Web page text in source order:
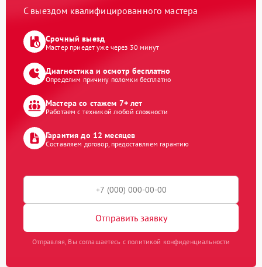
С выездом квалифицированного мастера
Срочный выезд
Мастер приедет уже через 30 минут
Диагностика и осмотр бесплатно
Определим причину поломки бесплатно
Мастера со стажем 7+ лет
Работаем с техникой любой сложности
Гарантия до 12 месяцев
Составляем договор, предоставляем гарантию
Отправить заявку
Отправляя, Вы соглашаетесь с политикой конфиденциальности